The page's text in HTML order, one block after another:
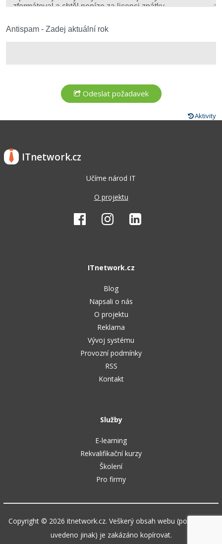
Antispam - Zadej aktuální rok
Aktivity
ITnetwork.cz
Učíme národ IT
O projektu
ITnetwork.cz
Blog
Napsali o nás
O projektu
Reklama
Vývoj systému
Provozní podmínky
RSS
Kontakt
Služby
E-learning
Rekvalifikační kurzy
Školení
Pro firmy
Copyright © 2026 itnetwork.cz. Veškerý obsah webu (pokud není
uvedeno jinak) je zakázáno kopírovat.